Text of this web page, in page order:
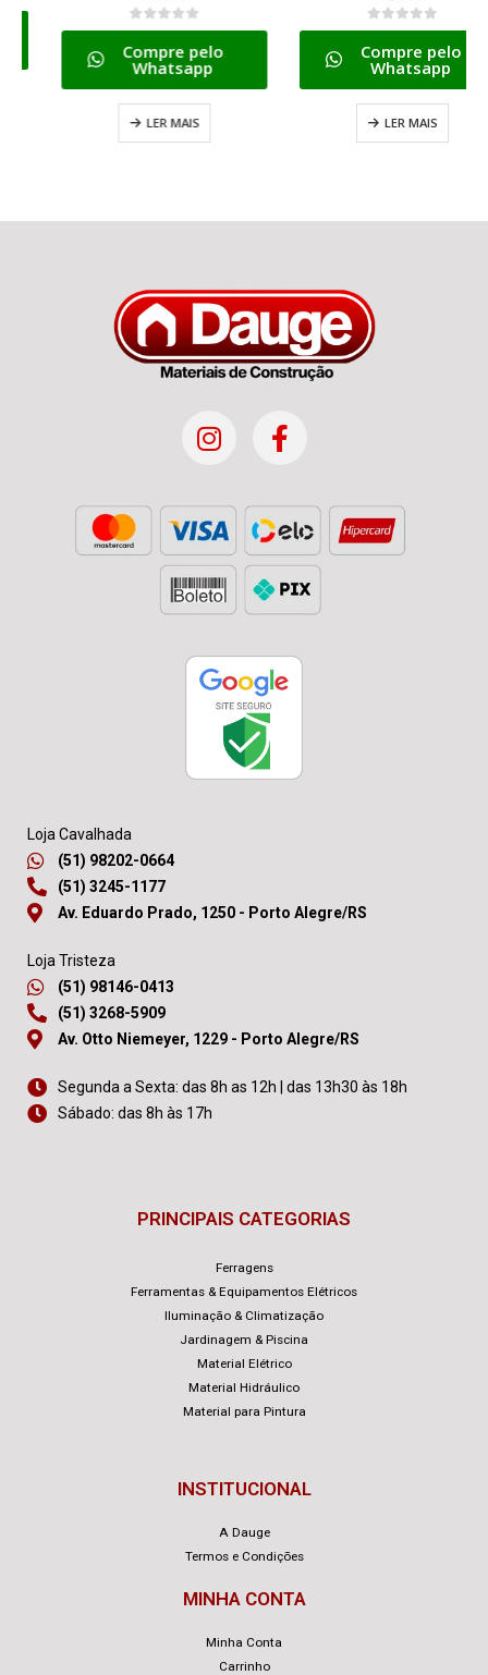
0de 5
Compre pelo
Whatsapp
LER MAIS
0de 5
Compre pelo
Whatsapp
LER MAIS
Loja Cavalhada
(51) 98202-0664
(51) 3245-1177
Av. Eduardo Prado, 1250 - Porto Alegre/RS
Loja Tristeza
(51) 98146-0413
(51) 3268-5909
Av. Otto Niemeyer, 1229 - Porto Alegre/RS
Segunda a Sexta: das 8h as 12h | das 13h30 às 18h
Sábado: das 8h às 17h
PRINCIPAIS CATEGORIAS
Ferragens
Ferramentas & Equipamentos Elétricos
Iluminação & Climatização
Jardinagem & Piscina
Material Elétrico
Material Hidráulico
Material para Pintura
INSTITUCIONAL
A Dauge
Termos e Condições
MINHA CONTA
Minha Conta
Carrinho